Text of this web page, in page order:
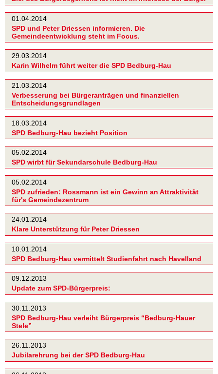
01.04.2014
SPD und Peter Driessen informieren. Die
Gemeindeentwicklung steht im Focus.
29.03.2014
Karin Wilhelm führt weiter die SPD Bedburg-Hau
21.03.2014
Verbesserung bei Bürgeranträgen und finanziellen
Entscheidungsgrundlagen
18.03.2014
SPD Bedburg-Hau bezieht Position
05.02.2014
SPD wirbt für Sekundarschule Bedburg-Hau
05.02.2014
SPD zufrieden: Rossmann ist ein Gewinn an Attraktivität
für's Gemeindezentrum
24.01.2014
Klare Unterstützung für Peter Driessen
10.01.2014
SPD Bedburg-Hau vermittelt Studienfahrt nach Havelland
09.12.2013
Update zum SPD-Bürgerpreis:
30.11.2013
SPD Bedburg-Hau verleiht Bürgerpreis “Bedburg-Hauer
Stele”
26.11.2013
Jubilarehrung bei der SPD Bedburg-Hau